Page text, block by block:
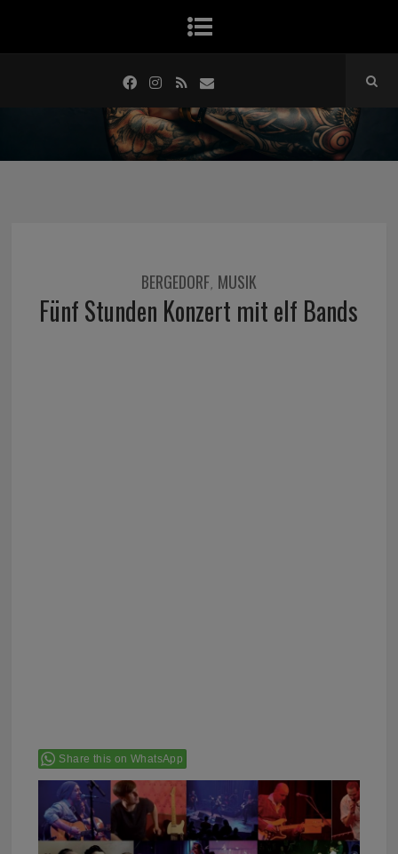
BERGEDORF, MUSIK
Fünf Stunden Konzert mit elf Bands
Share this on WhatsApp